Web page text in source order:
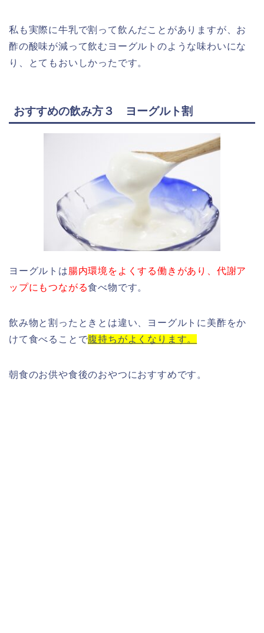
私も実際に牛乳で割って飲んだことがありますが、お
酢の酸味が減って飲むヨーグルトのような味わいにな
り、とてもおいしかったです。
おすすめの飲み方３ ヨーグルト割
ヨーグルトは腸内環境をよくする働きがあり、代謝ア
ップにもつながる食べ物です。
飲み物と割ったときとは違い、ヨーグルトに美酢をか
けて食べることで腹持ちがよくなります。
朝食のお供や食後のおやつにおすすめです。